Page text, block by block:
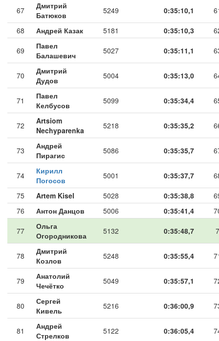
67
Дмитрий
Батюков
5249 0:35:10,1
68 Андрей Казак 5181 0:35:10,3
69
Павел
Балашевич
5027 0:35:11,1
70
Дмитрий
Дудов
5004 0:35:13,0
71
Павел
Келбусов
5099 0:35:34,4
72
Artsiom
Nechyparenka
5218 0:35:35,2
73
Андрей
Пирагис
5086 0:35:35,7
74
Кирилл
Погосов
5001 0:35:37,7
75 Artem Kisel 5028 0:35:38,8
76
Антон Данцов 5006 0:35:41,4
77
Ольга
Огородникова
5132 0:35:48,7 7
78
Дмитрий
Козлов
5248 0:35:55,4
79
Анатолий
Чечётко
5049 0:35:57,1
80
Сергей
Кивель
5216 0:36:00,9
81
Андрей
Стрелков
5122 0:36:05,4